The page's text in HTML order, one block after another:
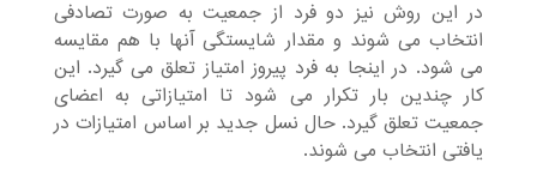
در این روش نیز دو فرد از جمعیت به صورت تصادفی
انتخاب می شوند و مقدار شایستگی آنها با هم مقایسه
می شود. در اینجا به فرد پیروز امتیاز تعلق می گیرد. این
کار چندین بار تکرار می شود تا امتیازاتی به اعضای
جمعیت تعلق گیرد. حال نسل جدید بر اساس امتیازات در
یافتی انتخاب می شوند.